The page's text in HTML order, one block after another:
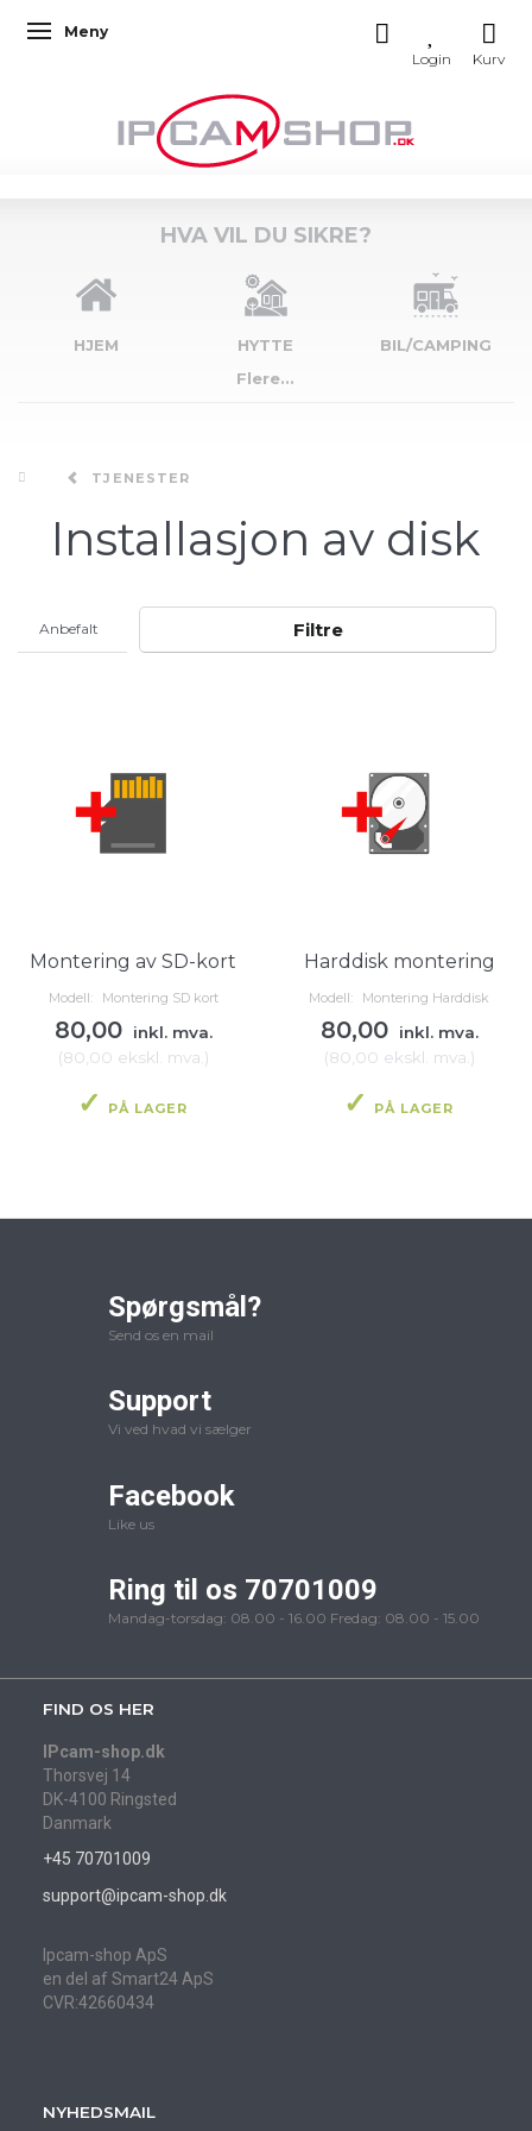
Veksle navigasjon
Meny
HVA VIL DU SIKRE?
HJEM HYTTE
BIL/CAMPING
Flere...
TJENESTER
Installasjon av disk
Filtre
Montering av SD-kort
Modell: Montering SD kort
80,00
inkl. mva.
(80,00 ekskl. mva. )
PÅ LAGER
Harddisk montering
Modell: Montering Harddisk
80,00
inkl. mva.
(80,00 ekskl. mva. )
PÅ LAGER
Spørgsmål?
Send os en mail
Support
Vi ved hvad vi sælger
Facebook
Like us
Ring til os 70701009
Mandag-torsdag: 08.00 - 16.00 Fredag: 08.00 - 15.00
FIND OS HER
IPcam-shop.dk
Thorsvej 14
DK-4100 Ringsted
Danmark
+45 70701009
support@ipcam-shop.dk
Ipcam-shop ApS
en del af Smart24 ApS
CVR:42660434
NYHEDSMAIL